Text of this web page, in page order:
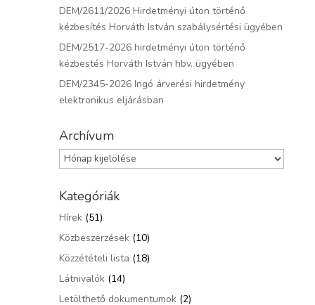
DEM/2611/2026 Hirdetményi úton történő
kézbesítés Horváth István szabálysértési ügyében
DEM/2517-2026 hirdetményi úton történő
kézbestés Horváth István hbv. ügyében
DEM/2345-2026 Ingó árverési hirdetmény
elektronikus eljárásban
Archívum
Archívum
Kategóriák
Hírek (51)
Közbeszerzések (10)
Közzétételi lista (18)
Látnivalók (14)
Letölthető dokumentumok (2)